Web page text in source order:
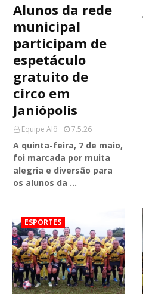
Alunos da rede
municipal
participam de
espetáculo
gratuito de
circo em
Janiópolis
Equipe Alô 7.5.26
A quinta-feira, 7 de maio,
foi marcada por muita
alegria e diversão para
os alunos da …
ESPORTES